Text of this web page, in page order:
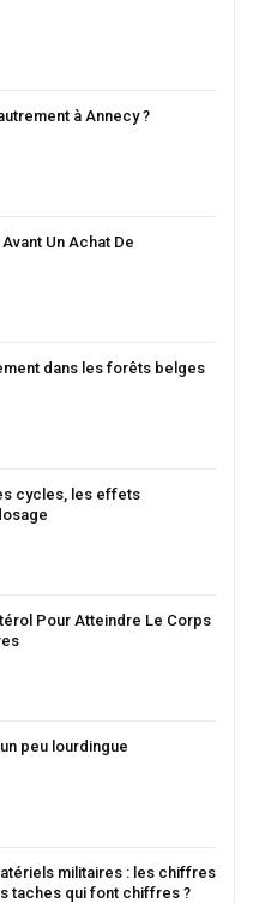
à Annecy ?
Avant Un Achat De
dans les forêts belges
cycles, les effets
Pour Atteindre Le Corps
peu lourdingue
militaires : les chiffres
taches qui font chiffres ?